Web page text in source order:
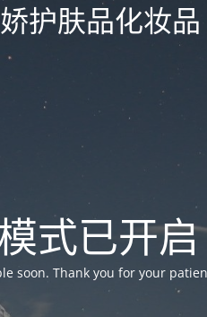
护肤品化妆品
式已开启
soon. Thank you for your